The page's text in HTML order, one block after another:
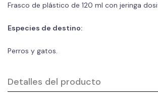
Frasco de plástico de 120 ml con jeringa
Especies de destino:
Perros y gatos.
Detalles del producto